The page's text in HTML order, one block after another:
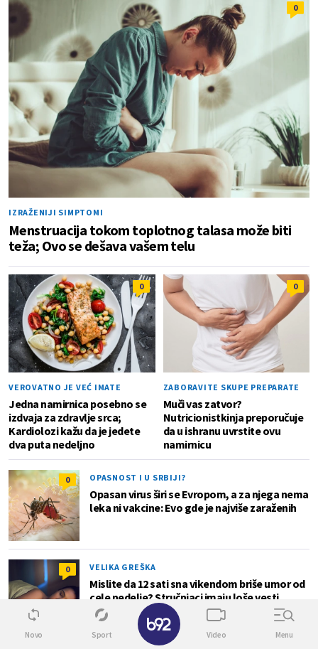
0
IZRAŽENIJI SIMPTOMI
Menstruacija tokom toplotnog talasa može biti
teža; Ovo se dešava vašem telu
0
VEROVATNO JE VEĆ IMATE
Jedna namirnica posebno se
izdvaja za zdravlje srca;
Kardiolozi kažu da je jedete
dva puta nedeljno
0
ZABORAVITE SKUPE PREPARATE
Muči vas zatvor?
Nutricionistkinja preporučuje
da u ishranu uvrstite ovu
namirnicu
0 OPASNOST I U SRBIJI?
Opasan virus širi se Evropom, a za njega nema
leka ni vakcine: Evo gde je najviše zaraženih
0 VELIKA GREŠKA
Mislite da 12 sati sna vikendom briše umor od
cele nedelje? Stručnjaci imaju loše vesti
Novo Sport Video Menu
✕